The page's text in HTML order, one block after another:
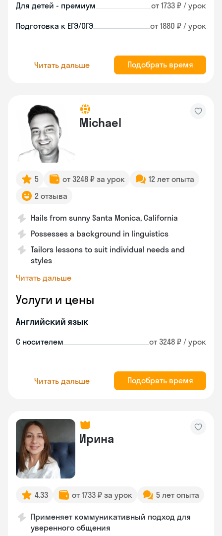
Для детей - премиум от 1733 ₽ / урок
Подготовка к ЕГЭ/ОГЭ от 1880 ₽ / урок
Читать дальше Подобрать время
Michael
5 от 3248 ₽ за урок
12 лет опыта
2 отзыва
Hails from sunny Santa Monica, California
Possesses a background in linguistics
Tailors lessons to suit individual needs and
styles
Читать дальше
Услуги и цены
Английский язык
С носителем от 3248 ₽ / урок
Читать дальше Подобрать время
Ирина
4.33 от 1733 ₽ за урок 5 лет опыта
Применяет коммуникативный подход для
уверенного общения